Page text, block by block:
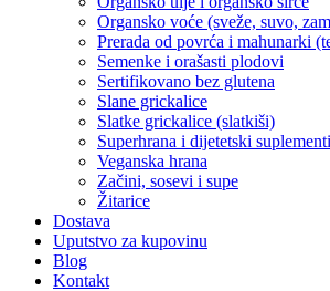
Organsko voće (sveže, suvo,
Prerada od povrća i mahunarki
Semenke i orašasti plodovi
Sertifikovano bez glutena
Slane grickalice
Slatke grickalice (slatkiši)
Superhrana i dijetetski suplementi
Veganska hrana
Začini, sosevi i supe
Žitarice
Dostava
Uputstvo za kupovinu
Blog
Kontakt